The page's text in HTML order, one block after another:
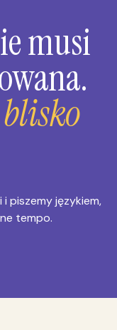
musi
blisko
piszemy językiem,
tempo.